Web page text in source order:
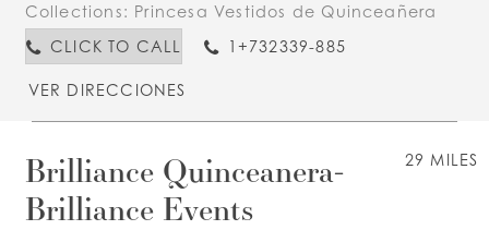
Collections: Princesa Vestidos de Quinceañera
CLICK TO CALL
1+732339-885
VER DIRECCIONES
29 MILES
Brilliance Quinceanera-
Brilliance Events